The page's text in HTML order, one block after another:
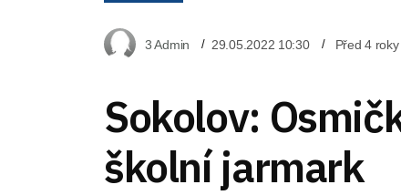
3 Admin 29.05.2022 10:30 Před 4 roky
Sokolov:
školní jarmark